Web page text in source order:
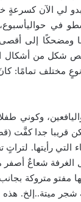
يبدو لي الآن
في
ومضحكًا إلى
شكل من
مختلف تمامًا:
وكوني
قريبا جدا
رأيتها.
الغرفة شعاعٌ
مفتو متروكة
ميتة..إلخ.